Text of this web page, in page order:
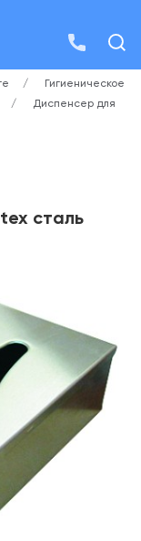
Гигиеническое
Диспенсер для
сталь